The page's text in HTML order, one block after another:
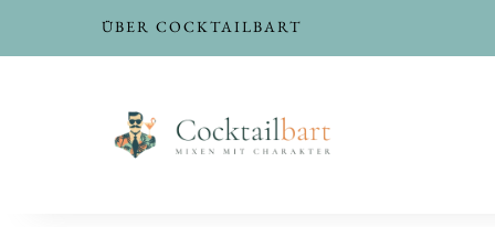
ÜBER COCKTAILBART